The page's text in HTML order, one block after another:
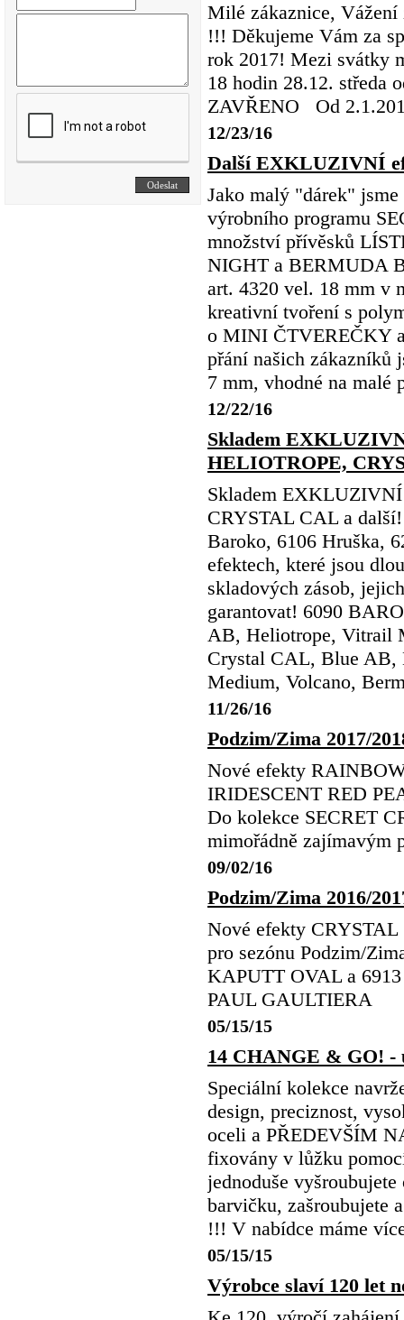
Milé zákaznice, Vážení
!!! Děkujeme Vám za
rok 2017! Mezi svátky
18 hodin 28.12. středa
ZAVŘENO Od
12/23/16
Další EXKLUZIVNÍ
Jako malý "dárek"
výrobního programu
množství přívěsků
NIGHT a BERMUDA
art. 4320 vel. 18 mm v
kreativní tvoření s
o MINI ČTVEREČKY
přání našich
7 mm, vhodné na malé
12/22/16
Skladem
HELIOTROPE,
Skladem
CRYSTAL CAL a
Baroko, 6106 Hruška,
efektech, které jsou
skladových zásob,
garantovat! 6090
AB, Heliotrope, Vitrail
Crystal CAL, Blue
Medium, Volcano,
11/26/16
Podzim/Zima 2017/
Nové efekty
IRIDESCENT RED
Do kolekce SECRET
mimořádně zajímavým
09/02/16
Podzim/Zima 2016/
Nové efekty
pro sezónu Podzim/
KAPUTT OVAL a
PAUL GAULTIERA
05/15/15
14 CHANGE & GO! -
Speciální kolekce
design, preciznost,
oceli a PŘEDEVŠÍM
fixovány v lůžku
jednoduše
barvičku, zašroubujete
!!! V nabídce máme
05/15/15
Výrobce slaví 120 let